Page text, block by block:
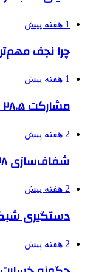
1 هفته پیش
چرا نجف
1 هفته پیش
مشارکت ۲۸.۵ همتی خیران در مدرسه‌سازی
2 هفته پیش
شفاف‌سازی ۲۸ میلیارد یورو تعهدات ارزی
2 هفته پیش
دستگیری
2 هفته پیش